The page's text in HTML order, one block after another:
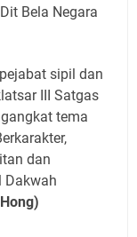
Bela Negara
sipil dan
III Satgas
tema
dan
Dakwah